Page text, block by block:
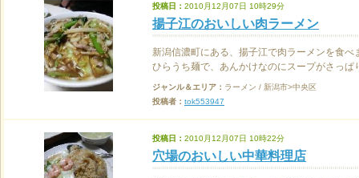
投稿日： 2010月12月07日 10時29分
揚子江のおいしい肉ラーメン
新潟信濃町にある、揚子江で肉ラーメンを食べ
ひらうち麺で、あんかけなのにスープがさっぱ
ジャンル＆エリア： ラーメン / 新潟市>中央区
投稿者： tok553947
投稿日： 2010月12月07日 10時22分
穴場のおいしい中華料理店